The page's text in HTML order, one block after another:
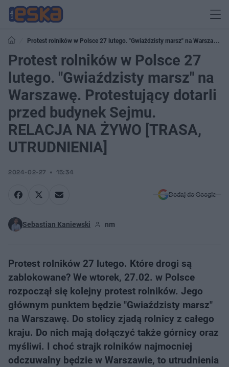
Protest rolników w Polsce 27 lutego. "Gwiaździsty marsz" na Warszawę.
Protestujący dotarli przed budynek Sejmu. RELACJA NA ŻYWO [TRASA,
UTRUDNIENIA]
Protest rolników w Polsce 27
lutego. "Gwiaździsty marsz" na
Warszawę. Protestujący dotarli
przed budynek Sejmu.
RELACJA NA ŻYWO [TRASA,
UTRUDNIENIA]
2024-02-27 15:34
Dodaj do Google
Sebastian Kaniewski nm
Protest rolników 27 lutego. Które drogi są
zablokowane? We wtorek, 27.02. w Polsce
rozpoczął się kolejny protest rolników. Jego
głównym punktem będzie "Gwiaździsty marsz"
na Warszawę. Do stolicy zjadą rolnicy z całego
kraju. Do nich mają dołączyć także górnicy oraz
myśliwi. I choć strajk rolników najmocniej
odczuwalny będzie w Warszawie, to utrudnienia